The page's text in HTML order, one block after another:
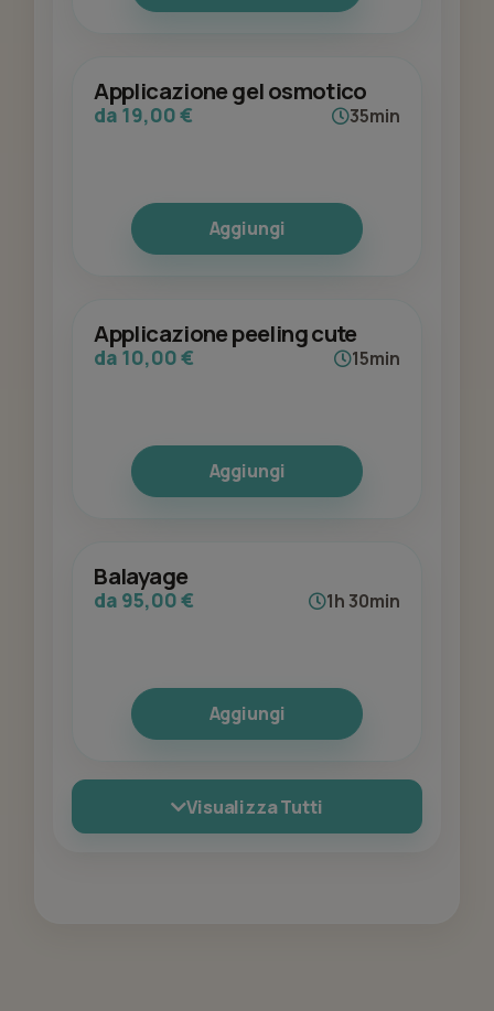
Applicazione gel osmotico
da 19,00 € 35min
Aggiungi
Applicazione peeling cute
da 10,00 € 15min
Aggiungi
Balayage
da 95,00 € 1h 30min
Aggiungi
Visualizza Tutti